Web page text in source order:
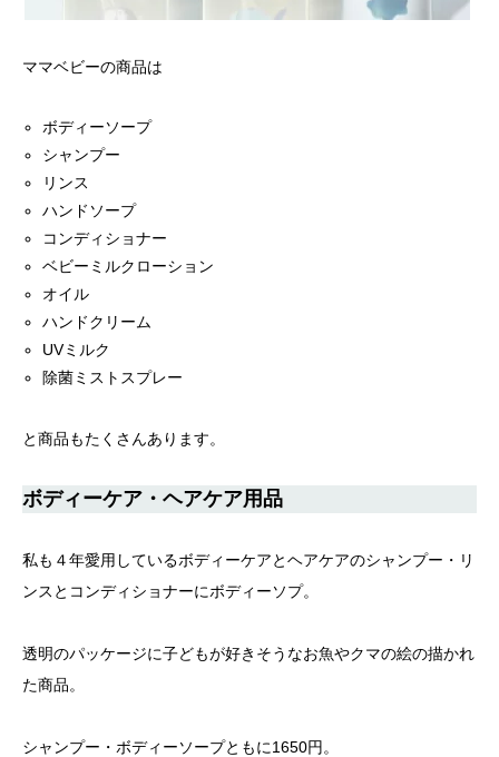
ママベビーの商品は
ボディーソープ
シャンプー
リンス
ハンドソープ
コンディショナー
ベビーミルクローション
オイル
ハンドクリーム
UVミルク
除菌ミストスプレー
と商品もたくさんあります。
ボディーケア・ヘアケア用品
私も４年愛用しているボディーケアとヘアケアのシャンプー・リ
ンスとコンディショナーにボディーソプ。
透明のパッケージに子どもが好きそうなお魚やクマの絵の描かれ
た商品。
シャンプー・ボディーソープともに1650円。